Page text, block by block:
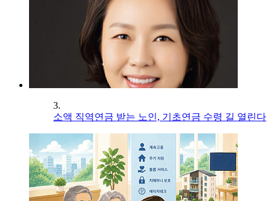
3.
소액 직역연금 받는 노인, 기초연금 수령 길 열린다